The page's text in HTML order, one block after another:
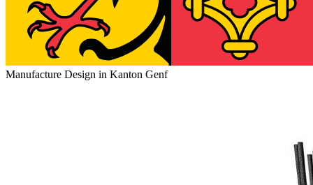
Manufacture Design in Kanton Genf